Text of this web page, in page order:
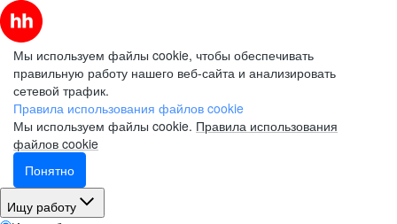
Мы используем файлы cookie, чтобы обеспечивать
правильную работу нашего веб-сайта и анализировать
сетевой трафик.
Правила использования файлов cookie
Мы используем файлы cookie. Правила использования
файлов cookie
Понятно
Ищу работу